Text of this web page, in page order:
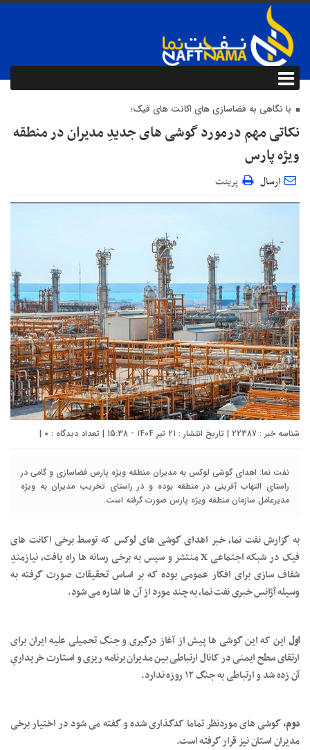
با نگاهی به فضاسازی های اکانت های فیک؛
نکاتی مهم درمورد گوشی های جدیدِ مدیران در منطقه
ویژه پارس
ارسال پرینت
شناسه خبر : 22387 | تاریخ انتشار : 21 تیر 1404 - 15:38 | تعداد دیدگاه : ۰ |
نفت نما: اهدای گوشی لوکس به مدیران منطقه ویژه پارس فضاسازی و گامی در
راستای التهاب آفرینی در منطقه بوده و در راستای تخریب مدیران به ویژه
مدیرعامل سازمان منطقه ویژه پارس صورت گرفته است.
به گزارش نفت نما، خبر اهدای گوشی های لوکس که توسط برخی اکانت های
فیک در شبکه اجتماعی X منتشر و سپس به برخی رسانه ها راه یافت، نیازمندِ
شفاف سازی برای افکار عمومی بوده که بر اساس تحقیقات صورت گرفته به
وسیله آژانس خبری نفت نما، به چند مورد از آن ها اشاره می شود.
اول این که این گوشی ها پیش از آغاز درگیری و جنگ تحمیلی علیه ایران برای
ارتقای سطح ایمنی در کانال ارتباطی بین مدیران برنامه ریزی و استارت خریداریِ
آن زده شد و ارتباطی به جنگ ۱۲ روزه ندارد.
دوم،گوشی های موردنظر تماما کدگذاری شده و گفته می شود در اختیار برخی
مدیران استان نیز قرار گرفته است.